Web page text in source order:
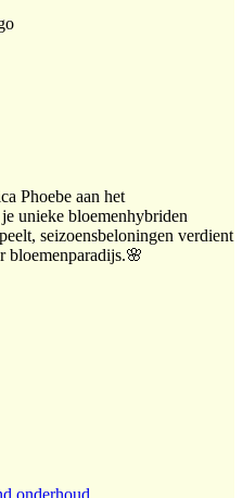
Phoebe aan het
unieke bloemenhybriden
seizoensbeloningen verdient
bloemenparadijs.🌸